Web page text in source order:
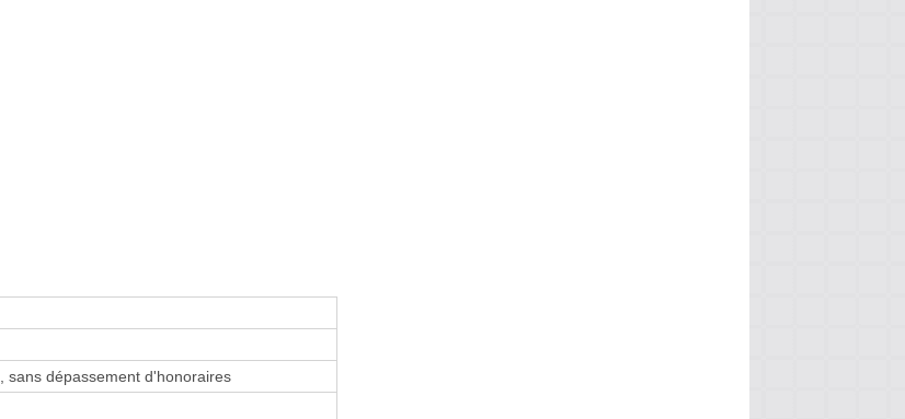
, sans dépassement d'honoraires